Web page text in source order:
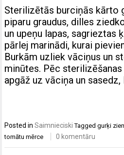
Sterilizētās burciņās kārto
piparu graudus, dilles
un upeņu lapas, sagrieztas
pārlej marinādi, kurai
Burkām uzliek vāciņus un
minūtes. Pēc
apgāž uz vāciņa un
Posted inSaimnieciski Taggedgurķi
tomātu mērce
0 komentāru